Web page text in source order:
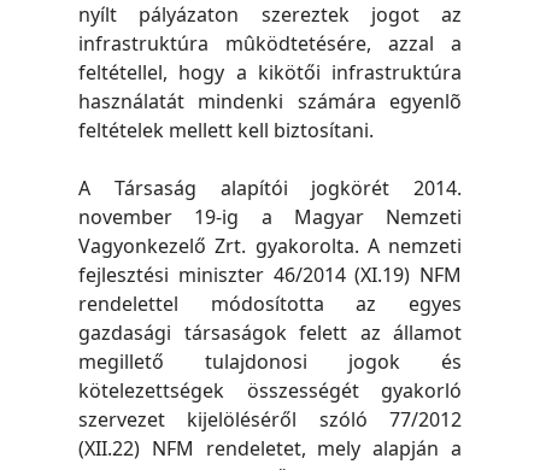
nyílt pályázaton szereztek jogot az
infrastruktúra mûködtetésére, azzal a
feltétellel, hogy a kikötői infrastruktúra
használatát mindenki számára egyenlõ
feltételek mellett kell biztosítani.
A Társaság alapítói jogkörét 2014.
november 19-ig a Magyar Nemzeti
Vagyonkezelő Zrt. gyakorolta. A nemzeti
fejlesztési miniszter 46/2014 (XI.19) NFM
rendelettel módosította az egyes
gazdasági társaságok felett az államot
megillető tulajdonosi jogok és
kötelezettségek összességét gyakorló
szervezet kijelöléséről szóló 77/2012
(XII.22) NFM rendeletet, mely alapján a